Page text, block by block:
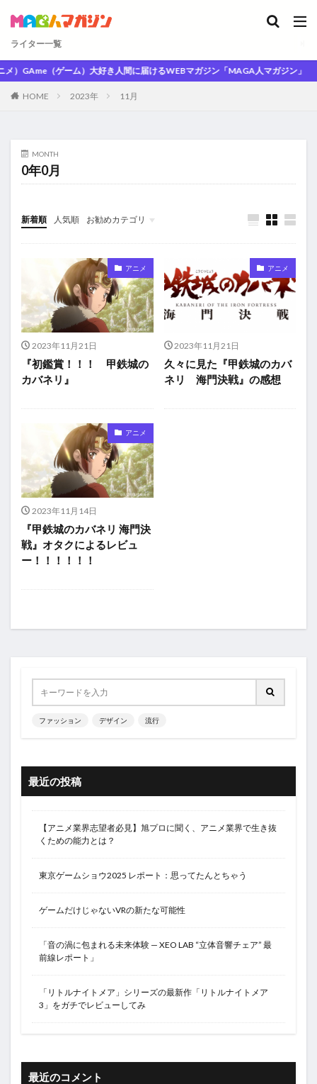
ライター一覧
（ゲーム）大好き人間に届けるWEBマガジン「MAGA人マガジン」
HOME 2023年 11月
MONTH
0年0月
新着順 人気順 お勧めカテゴリ
未分類
アニメ
2023年11月21日
『初鑑賞！！！ 甲鉄城の
カバネリ』
アニメ
2023年11月21日
久々に見た『甲鉄城のカバ
ネリ 海門決戦』の感想
アニメ
2023年11月14日
『甲鉄城のカバネリ 海門決
戦』オタクによるレビュ
ー！！！！！！
ファッション デザイン 流行
最近の投稿
【アニメ業界志望者必見】旭プロに聞く、アニメ業界で生き抜
くための能力とは？
東京ゲームショウ2025 レポート：思ってたんとちゃう
ゲームだけじゃないVRの新たな可能性
「音の渦に包まれる未来体験 — XEO LAB “立体音響チェア” 最
前線レポート」
「リトルナイトメア」シリーズの最新作「リトルナイトメア
3」をガチでレビューしてみ
最近のコメント